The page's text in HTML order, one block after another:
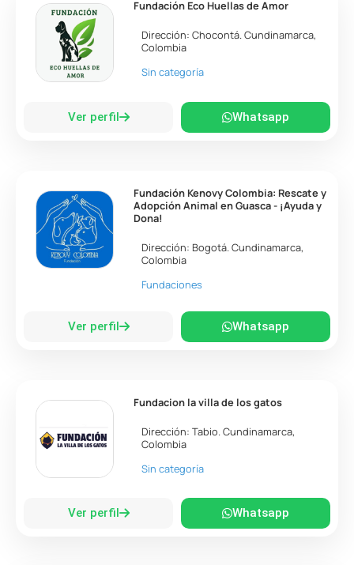
Fundación Eco Huellas de Amor
Dirección:Chocontá.Cundinamarca,
Colombia
Sin categoría
Ver perfil Whatsapp
Fundación Kenovy Colombia: Rescate y
Adopción Animal en Guasca - ¡Ayuda y
Dona!
Dirección: Bogotá.Cundinamarca,
Colombia
Fundaciones
Ver perfil Whatsapp
Fundacion la villa de los gatos
Dirección:Tabio.Cundinamarca,
Colombia
Sin categoría
Ver perfil Whatsapp